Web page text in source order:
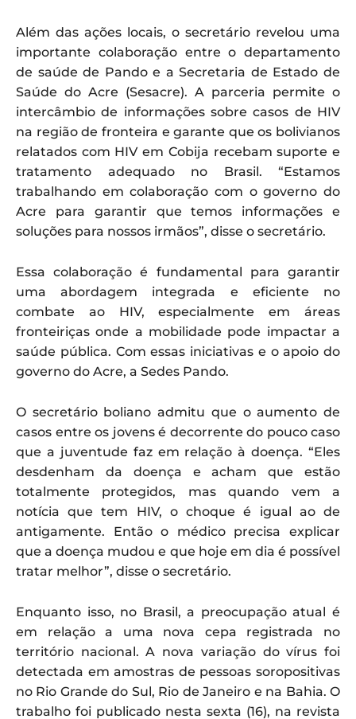
Além das ações locais, o secretário revelou uma
importante colaboração entre o departamento
de saúde de Pando e a Secretaria de Estado de
Saúde do Acre (Sesacre). A parceria permite o
intercâmbio de informações sobre casos de HIV
na região de fronteira e garante que os bolivianos
relatados com HIV em Cobija recebam suporte e
tratamento adequado no Brasil. “Estamos
trabalhando em colaboração com o governo do
Acre para garantir que temos informações e
soluções para nossos irmãos”, disse o secretário.
Essa colaboração é fundamental para garantir
uma abordagem integrada e eficiente no
combate ao HIV, especialmente em áreas
fronteiriças onde a mobilidade pode impactar a
saúde pública. Com essas iniciativas e o apoio do
governo do Acre, a Sedes Pando.
O secretário boliano admitu que o aumento de
casos entre os jovens é decorrente do pouco caso
que a juventude faz em relação à doença. “Eles
desdenham da doença e acham que estão
totalmente protegidos, mas quando vem a
notícia que tem HIV, o choque é igual ao de
antigamente. Então o médico precisa explicar
que a doença mudou e que hoje em dia é possível
tratar melhor”, disse o secretário.
Enquanto isso, no Brasil, a preocupação atual é
em relação a uma nova cepa registrada no
território nacional. A nova variação do vírus foi
detectada em amostras de pessoas soropositivas
no Rio Grande do Sul, Rio de Janeiro e na Bahia. O
trabalho foi publicado nesta sexta (16), na revista